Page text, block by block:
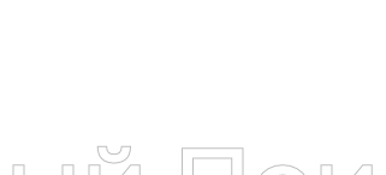
Нержавеющая